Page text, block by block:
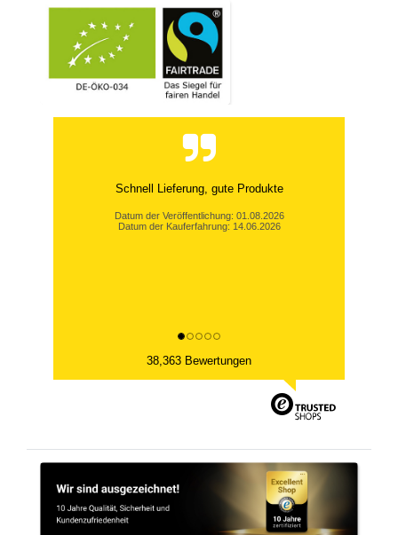
Schnell Lieferung, gute Produkte
Datum der Veröffentlichung: 01.08.2026
Datum der Kauferfahrung: 14.06.2026
38,363 Bewertungen